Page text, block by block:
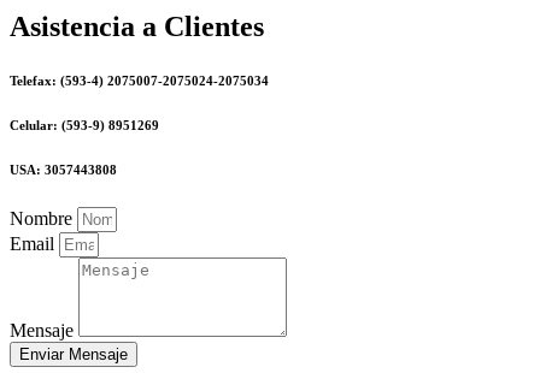
Asistencia a Clientes
Telefax: (593-4) 2075007-2075024-2075034
Celular: (593-9) 8951269
USA: 3057443808
Nombre
Email
Mensaje
Enviar Mensaje